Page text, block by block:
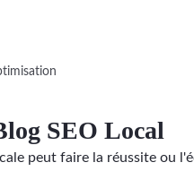
SEO Local
peut faire la réussite ou